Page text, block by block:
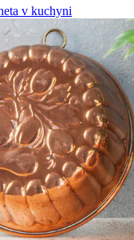
v kuchyni